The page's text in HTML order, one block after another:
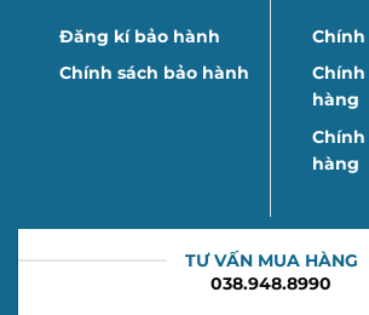
Đăng kí bảo hành
Chính sách bảo hành
Chính
hàng
Chính
hàng
TƯ VẤN MUA HÀNG
038.948.8990